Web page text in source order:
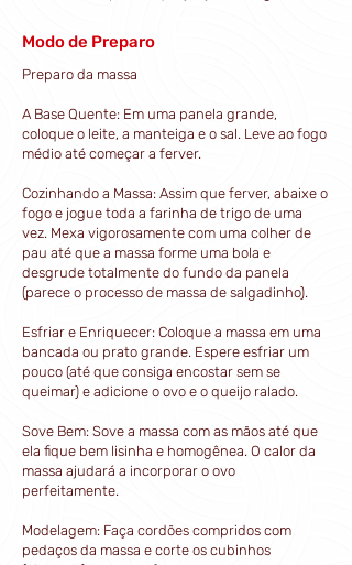
Modo de Preparo
Preparo da massa
A Base Quente: Em uma panela grande,
coloque o leite, a manteiga e o sal. Leve ao fogo
médio até começar a ferver.
Cozinhando a Massa: Assim que ferver, abaixe o
fogo e jogue toda a farinha de trigo de uma
vez. Mexa vigorosamente com uma colher de
pau até que a massa forme uma bola e
desgrude totalmente do fundo da panela
(parece o processo de massa de salgadinho).
Esfriar e Enriquecer: Coloque a massa em uma
bancada ou prato grande. Espere esfriar um
pouco (até que consiga encostar sem se
queimar) e adicione o ovo e o queijo ralado.
Sove Bem: Sove a massa com as mãos até que
ela fique bem lisinha e homogênea. O calor da
massa ajudará a incorporar o ovo
perfeitamente.
Modelagem: Faça cordões compridos com
pedaços da massa e corte os cubinhos